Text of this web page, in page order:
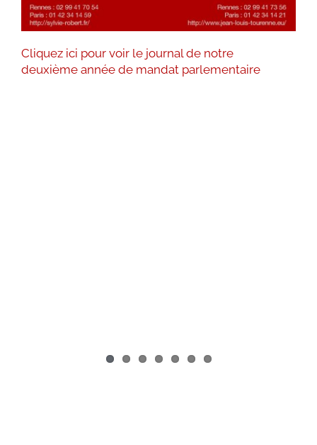
Cliquez ici pour voir le journal de notre
deuxième année de mandat parlementaire